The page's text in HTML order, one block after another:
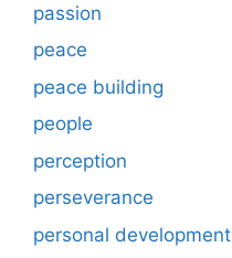
passion
peace
peace building
people
perception
perseverance
personal development